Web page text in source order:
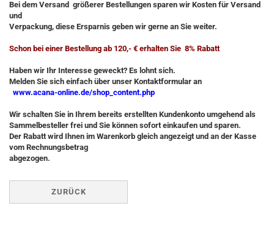
Bei dem Versand größerer Bestellungen sparen wir Kosten für Versand
und
Verpackung, diese Ersparnis geben wir gerne an Sie weiter.
Schon bei einer Bestellung ab 120,- € erhalten Sie 8% Rabatt
Haben wir Ihr Interesse geweckt? Es lohnt sich.
Melden Sie sich einfach über unser Kontaktformular an
www.acana-online.de/shop_content.php
Wir schalten Sie in Ihrem bereits erstellten Kundenkonto umgehend als
Sammelbesteller frei und Sie können sofort einkaufen und sparen.
Der Rabatt wird Ihnen im Warenkorb gleich angezeigt und an der Kasse
vom Rechnungsbetrag
abgezogen.
ZURÜCK